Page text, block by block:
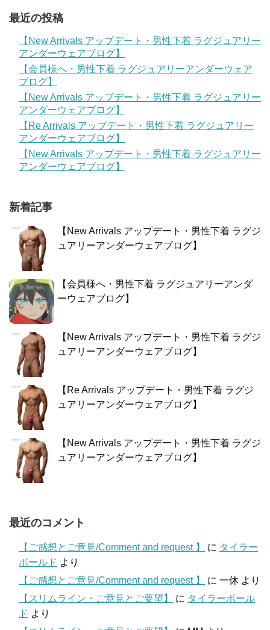
最近の投稿
【New Arrivals アップデート・男性下着 ラグジュアリー
アンダーウェアブログ】
【会員様へ・男性下着 ラグジュアリーアンダーウェア
ブログ】
【New Arrivals アップデート・男性下着 ラグジュアリー
アンダーウェアブログ】
【Re Arrivals アップデート・男性下着 ラグジュアリー
アンダーウェアブログ】
【New Arrivals アップデート・男性下着 ラグジュアリー
アンダーウェアブログ】
新着記事
【New Arrivals アップデート・男性下着 ラグジ
ュアリーアンダーウェアブログ】
【会員様へ・男性下着 ラグジュアリーアンダ
ーウェアブログ】
【New Arrivals アップデート・男性下着 ラグジ
ュアリーアンダーウェアブログ】
【Re Arrivals アップデート・男性下着 ラグジ
ュアリーアンダーウェアブログ】
【New Arrivals アップデート・男性下着 ラグジ
ュアリーアンダーウェアブログ】
最近のコメント
【ご感想とご意見/Comment and request 】 に タイラー
ボールド より
【ご感想とご意見/Comment and request 】
に 一休 より
【スリムライン・ご意見とご要望】
に タイラーボール
ド より